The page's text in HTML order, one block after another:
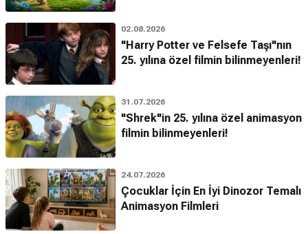
02.08.2026
"Harry Potter ve Felsefe Taşı"nın
25. yılına özel filmin bilinmeyenleri!
31.07.2026
"Shrek"in 25. yılına özel animasyon
filmin bilinmeyenleri!
24.07.2026
Çocuklar İçin En İyi Dinozor Temalı
Animasyon Filmleri